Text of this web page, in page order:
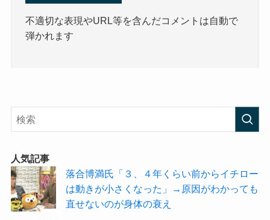
不適切な表現やURL等を含んだコメントは自動で
弾かれます
人気記事
落合博満氏「３、４年くらい前からイチロー
は動きが小さくなった」→原因がわかっても
直せないのが身体の衰え